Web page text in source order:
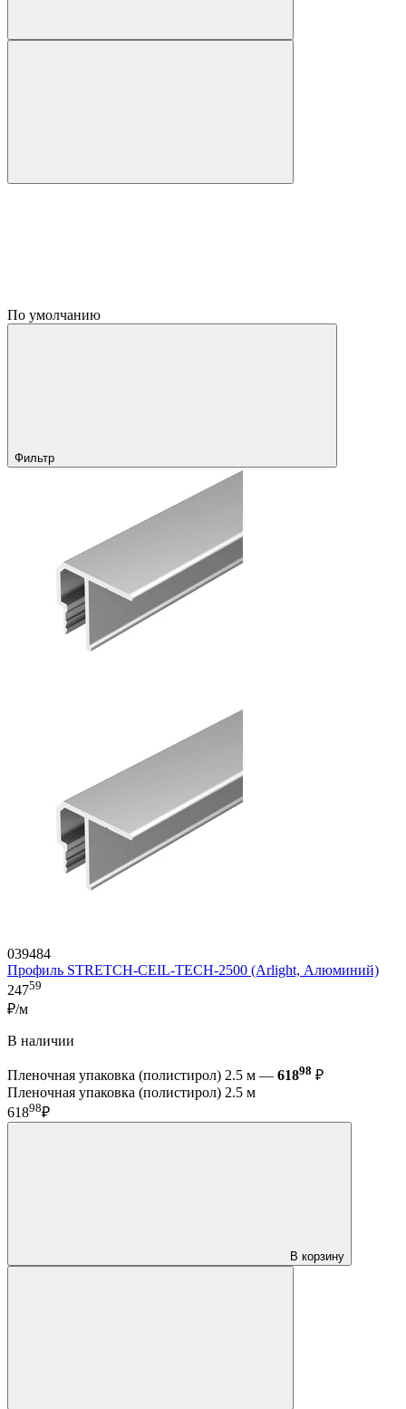
По умолчанию
Фильтр
039484
Профиль STRETCH-CEIL-TECH-2500 (Arlight, Алюминий)
24759
₽/м
В наличии
Пленочная упаковка (полистирол) 2.5 м — 61898 ₽
Пленочная упаковка (полистирол) 2.5 м
61898₽
В корзину